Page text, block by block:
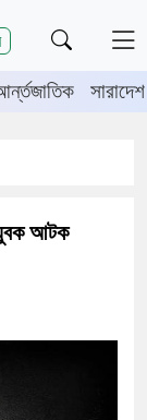
সওজের
সারাদেশ
যুবক আটক